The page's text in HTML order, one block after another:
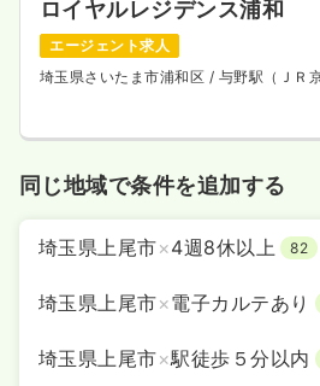
給与 29.2万円 /月 賞与4ヶ月
※経験4年の例
時間 8:30～17:30
ロイヤルレジデンス浦和
エージェント求人
埼玉県さいたま市浦和区 / 与野駅（ＪＲ
同じ地域で条件を追加する
埼玉県上尾市×4週8休以上 82
埼玉県上尾市×電子カルテあり
埼玉県上尾市×駅徒歩５分以内